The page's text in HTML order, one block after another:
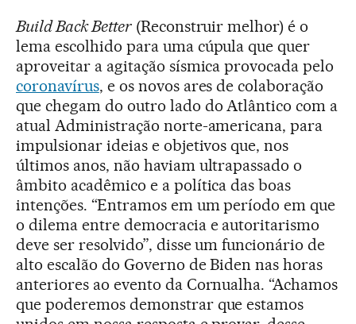
Build Back Better(Reconstruir melhor) é o
lema escolhido para uma cúpula que quer
aproveitar a agitação sísmica provocada pelo
coronavírus, e os novos ares de colaboração
que chegam do outro lado do Atlântico com a
atual Administração norte-americana, para
impulsionar ideias e objetivos que, nos
últimos anos, não haviam ultrapassado o
âmbito acadêmico e a política das boas
intenções. “Entramos em um período em que
o dilema entre democracia e autoritarismo
deve ser resolvido”, disse um funcionário de
alto escalão do Governo de Biden nas horas
anteriores ao evento da Cornualha. “Achamos
que poderemos demonstrar que estamos